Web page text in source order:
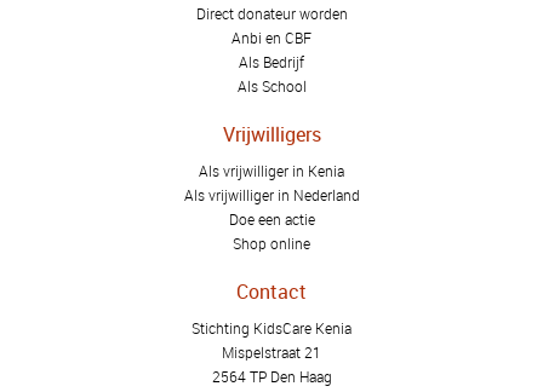
Direct donateur worden
Anbi en CBF
Als Bedrijf
Als School
Vrijwilligers
Als vrijwilliger in Kenia
Als vrijwilliger in Nederland
Doe een actie
Shop online
Contact
Stichting KidsCare Kenia
Mispelstraat 21
2564 TP Den Haag